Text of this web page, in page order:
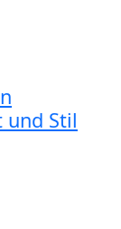
und Stil